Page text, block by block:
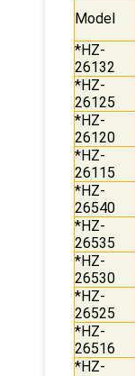
Model
*HZ-
26132
*HZ-
26125
*HZ-
26120
*HZ-
26115
*HZ-
26540
*HZ-
26535
*HZ-
26530
*HZ-
26525
*HZ-
26516
*HZ-